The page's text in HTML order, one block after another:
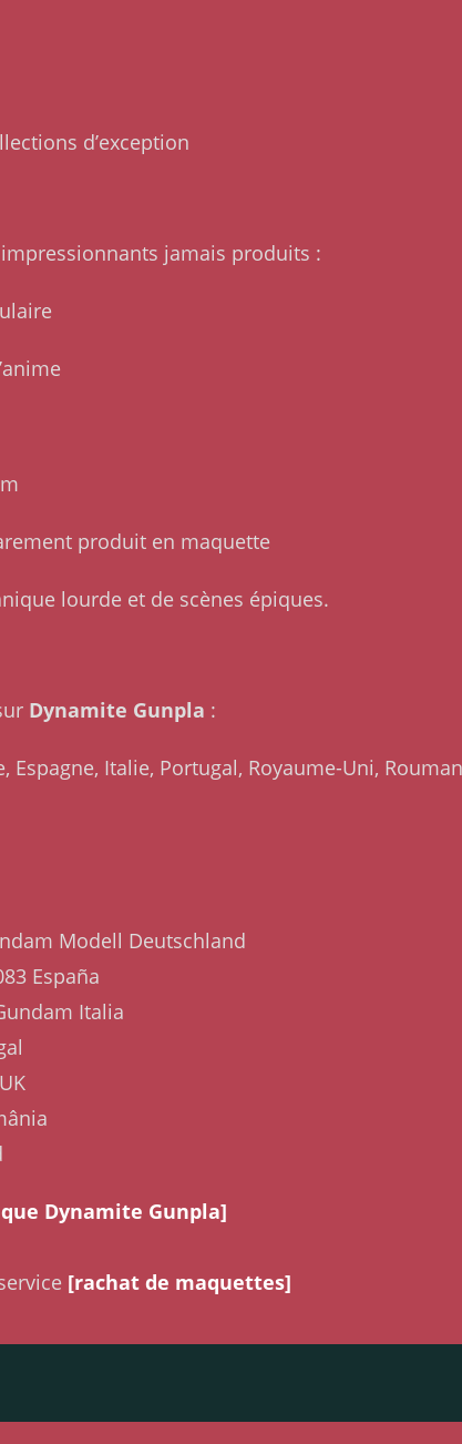
d’exception
jamais produits :
produit en maquette
lourde et de scènes épiques.
Dynamite Gunpla :
Italie, Portugal, Royaume-Uni,
Modell Deutschland
España
Italia
Dynamite Gunpla]
[rachat de maquettes]